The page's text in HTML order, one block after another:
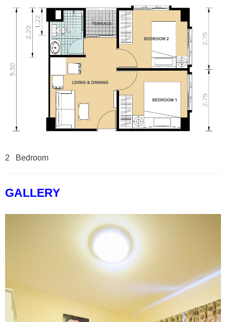
2 Bedroom
GALLERY